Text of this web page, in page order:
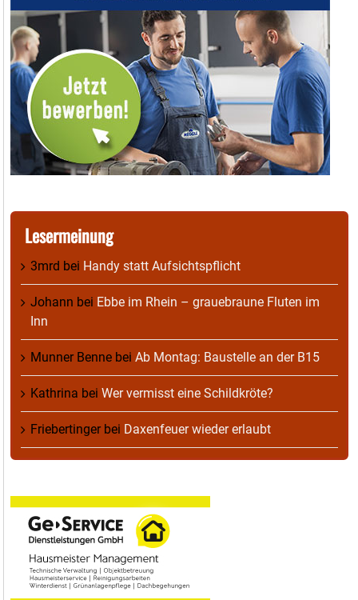
Lesermeinung
3mrd bei Handy statt Aufsichtspflicht
Johann bei Ebbe im Rhein – grauebraune Fluten im
Inn
Munner Benne bei Ab Montag: Baustelle an der B15
Kathrina bei Wer vermisst eine Schildkröte?
Friebertingerbei Daxenfeuer wieder erlaubt